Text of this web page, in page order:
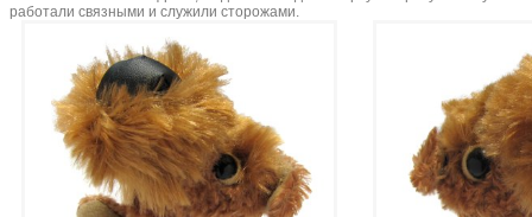
работали связными и служили сторожами.